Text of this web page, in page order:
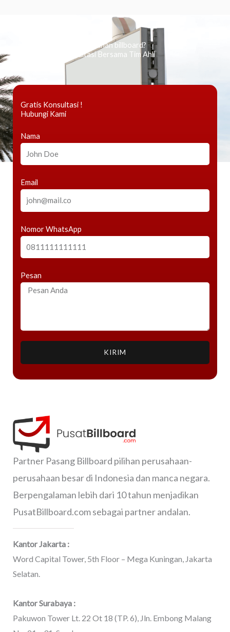
Ingin tahu tentang periklanan billboard?
Kami Berikan Konsultasi Bersama Tim Ahli
Gratis Konsultasi !
Hubungi Kami
Nama
Email
Nomor WhatsApp
Pesan
KIRIM
Partner Pasang Billboard pilihan perusahaan-
perusahaan besar di Indonesia dan manca negara.
Berpengalaman lebih dari 10 tahun menjadikan
PusatBillboard.com sebagai partner andalan.
Kantor Jakarta :
Word Capital Tower, 5th Floor – Mega Kuningan, Jakarta
Selatan.
Kantor Surabaya :
Pakuwon Tower Lt. 22 Ot 18 (TP. 6), Jln. Embong Malang